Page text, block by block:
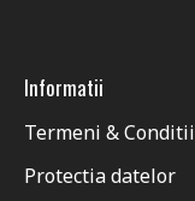
Informatii
Termeni & Conditii
Protectia datelor